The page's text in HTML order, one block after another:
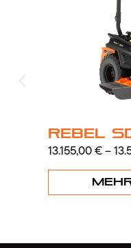
Rebel
13.155,00€–